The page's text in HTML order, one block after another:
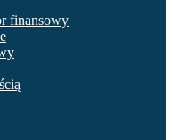
finansowy